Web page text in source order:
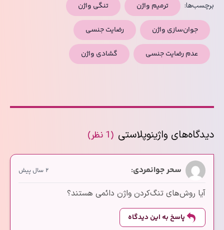
برچسب‌ها: ترمیم واژن تنگی واژن
جوان‌سازی واژن رضایت جنسی
عدم رضایت جنسی گشادی واژن
دیدگاه‌های واژینوپلاستی (1 نظر)
سحر جوانمردی: ۲ سال پیش
آیا روش‌های تنگ‌کردن واژن دائمی هستند؟
پاسخ به این دیدگاه